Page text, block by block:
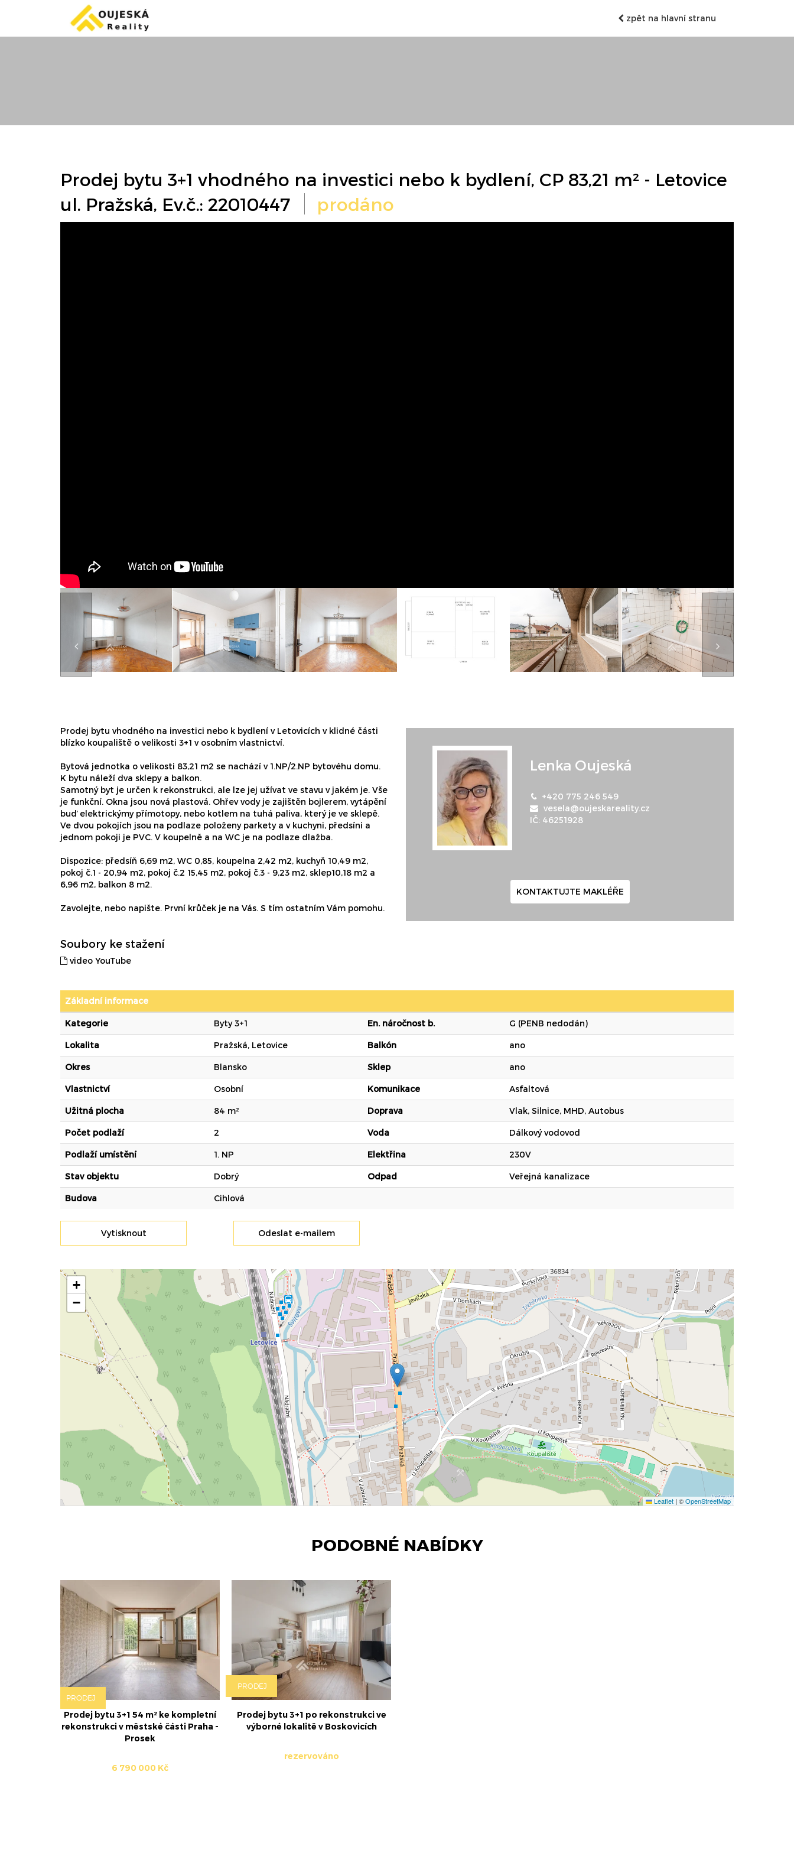
zpět na hlavní stranu
Prodej bytu 3+1 vhodného na investici nebo k bydlení, CP 83,21 m² - Letovice
ul. Pražská, Ev.č.: 22010447
prodáno
Prodej bytu vhodného na investici nebo k bydlení v Letovicích v klidné části
blízko koupaliště o velikosti 3+1 v osobním vlastnictví.
Bytová jednotka o velikosti 83,21 m2 se nachází v 1.NP/2.NP bytovéhu domu.
K bytu náleží dva sklepy a balkon.
Samotný byt je určen k rekonstrukci, ale lze jej užívat ve stavu v jakém je. Vše
je funkční. Okna jsou nová plastová. Ohřev vody je zajištěn bojlerem, vytápění
buď elektrickýmy přímotopy, nebo kotlem na tuhá paliva, který je ve sklepě.
Ve dvou pokojích jsou na podlaze položeny parkety a v kuchyni, předsíni a
jednom pokoji je PVC. V koupelně a na WC je na podlaze dlažba.
Dispozice: předsíň 6,69 m2, WC 0,85, koupelna 2,42 m2, kuchyň 10,49 m2,
pokoj č.1 - 20,94 m2, pokoj č.2 15,45 m2, pokoj č.3 - 9,23 m2, sklep10,18 m2 a
6,96 m2, balkon 8 m2.
Zavolejte, nebo napište. První krůček je na Vás. S tím ostatním Vám pomohu.
Soubory ke stažení
video YouTube
Lenka Oujeská
+420 775 246 549
vesela@oujeskareality.cz
IČ: 46251928
KONTAKTUJTE MAKLÉŘE
Základní informace
Kategorie Byty 3+1 En. náročnost b. G (PENB nedodán)
Lokalita Pražská, Letovice Balkón ano
Okres Blansko Sklep ano
Vlastnictví Osobní Komunikace Asfaltová
Užitná plocha 84 m² Doprava Vlak, Silnice, MHD, Autobus
Počet podlaží 2 Voda Dálkový vodovod
Podlaží umístění 1. NP Elektřina 230V
Stav objektu Dobrý Odpad Veřejná kanalizace
Budova Cihlová
Vytisknout Odeslat e-mailem
+
−
Leaflet | ©OpenStreetMap
PODOBNÉ NABÍDKY
PRODEJ
Prodej bytu 3+1 54 m² ke kompletní
rekonstrukci v městské části Praha -
Prosek
6 790 000 Kč
PRODEJ
Prodej bytu 3+1 po rekonstrukci ve
výborné lokalitě v Boskovicích
rezervováno